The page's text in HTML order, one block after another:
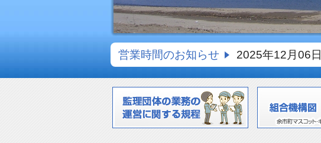
営業時間のお知らせ 2025年12月06日